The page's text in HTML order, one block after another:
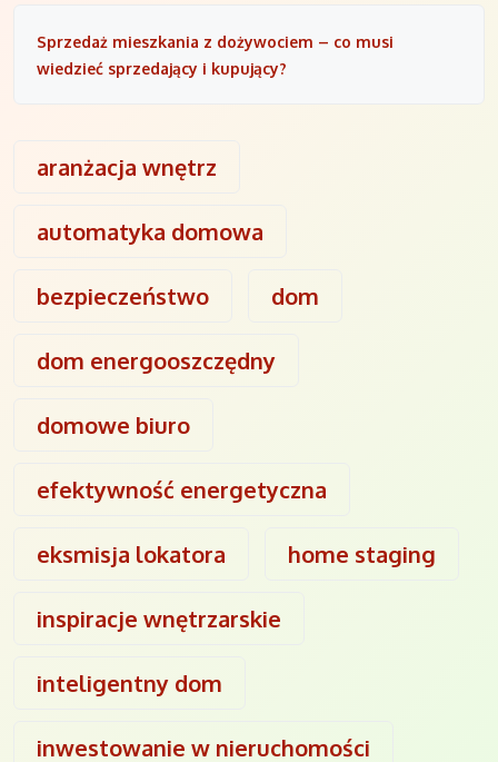
Sprzedaż mieszkania z dożywociem – co musi
wiedzieć sprzedający i kupujący?
aranżacja wnętrz
automatyka domowa
bezpieczeństwo dom
dom energooszczędny
domowe biuro
efektywność energetyczna
eksmisja lokatora home staging
inspiracje wnętrzarskie
inteligentny dom
inwestowanie w nieruchomości